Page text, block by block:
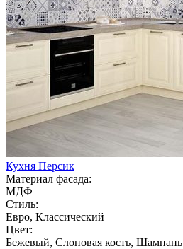
Кухня Персик
Материал фасада:
МДФ
Стиль:
Евро, Классический
Цвет:
Бежевый, Слоновая кость, Шампань